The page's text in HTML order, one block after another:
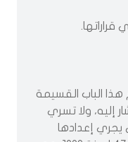
الباب القسيمة
إليه، ولا تسري
يجري إعدادها